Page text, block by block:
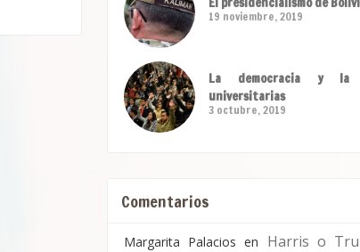
19 noviembre, 2019
La democracia y la
universitarias
3 octubre, 2019
Comentarios
Margarita Palacios en Harris o